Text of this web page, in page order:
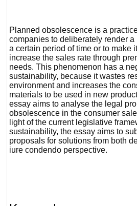
Planned obsolescence is a
companies to deliberately render
a certain period of time or to make
increase the sales rate through
needs. This phenomenon has a
sustainability, because it wastes
environment and increases the
materials to be used in new
essay aims to analyse the legal
obsolescence in the consumer
light of the current legislative
sustainability, the essay aims to
proposals for solutions from both
iure condendo perspective.